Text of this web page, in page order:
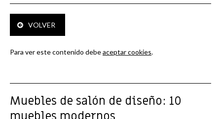
VOLVER
Para ver este contenido debeaceptar cookies.
Muebles de salón de diseño: 10